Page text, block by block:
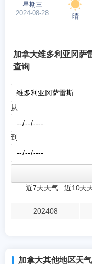
星期三
2024-08-28
晴
加拿大维多利亚冈萨
查询
从
到
近7天天气 近10天
202408
加拿大其他地区天